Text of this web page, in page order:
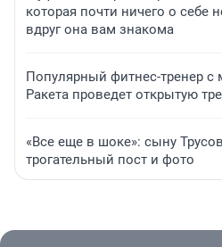
которая почти ничего о себе
вдруг она вам знакома
Популярный фитнес-тренер
Ракета проведет открытую
«Все еще в шоке»: сыну
трогательный пост и фото